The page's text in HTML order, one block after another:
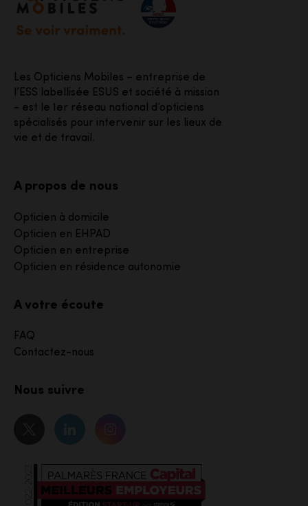
Les Opticiens Mobiles – entreprise de
l’ESS labellisée ESUS et société à mission
- est le 1er réseau national d’opticiens
spécialisés pour intervenir sur les lieux de
vie et de travail.
A votre écoute
FAQ
Contactez-nous
A propos de nous
Opticien à domicile
Opticien en EHPAD
Opticien en entreprise
Opticien en résidence autonomie
Nous suivre